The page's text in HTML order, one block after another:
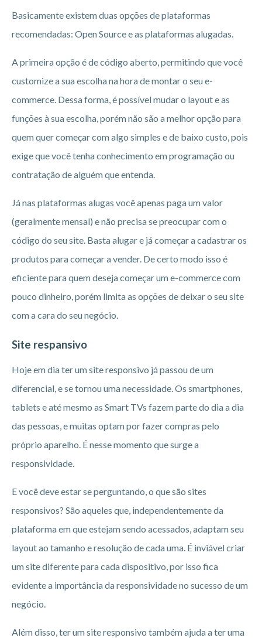
Basicamente existem duas opções de plataformas
recomendadas: Open Source e as plataformas alugadas.
A primeira opção é de código aberto, permitindo que você
customize a sua escolha na hora de montar o seu e-
commerce. Dessa forma, é possível mudar o layout e as
funções à sua escolha, porém não são a melhor opção para
quem quer começar com algo simples e de baixo custo, pois
exige que você tenha conhecimento em programação ou
contratação de alguém que entenda.
Já nas plataformas alugas você apenas paga um valor
(geralmente mensal) e não precisa se preocupar com o
código do seu site. Basta alugar e já começar a cadastrar os
produtos para começar a vender. De certo modo isso é
eficiente para quem deseja começar um e-commerce com
pouco dinheiro, porém limita as opções de deixar o seu site
com a cara do seu negócio.
Site respansivo
Hoje em dia ter um site responsivo já passou de um
diferencial, e se tornou uma necessidade. Os smartphones,
tablets e até mesmo as Smart TVs fazem parte do dia a dia
das pessoas, e muitas optam por fazer compras pelo
próprio aparelho. É nesse momento que surge a
responsividade.
E você deve estar se perguntando, o que são sites
responsivos? São aqueles que, independentemente da
plataforma em que estejam sendo acessados, adaptam seu
layout ao tamanho e resolução de cada uma. É inviável criar
um site diferente para cada dispositivo, por isso fica
evidente a importância da responsividade no sucesso de um
negócio.
Além disso, ter um site responsivo também ajuda a ter uma